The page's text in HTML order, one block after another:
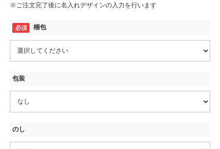
※ご注文完了後に名入れデザインの入力を行います
梱包
包装
のし